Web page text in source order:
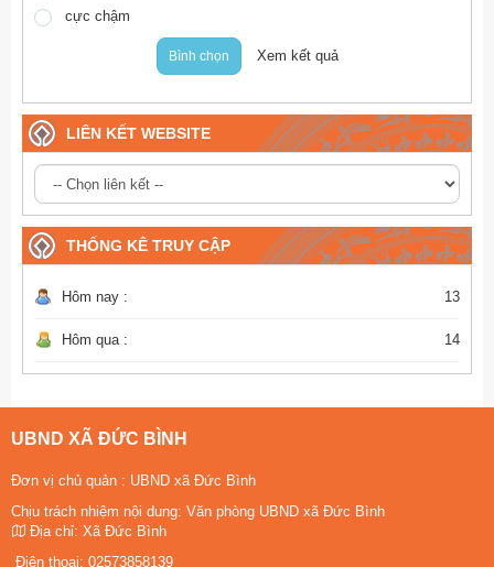
cực chậm
Bình chọn Xem kết quả
LIÊN KẾT WEBSITE
THỐNG KÊ TRUY CẬP
Hôm nay : 13
Hôm qua : 14
UBND XÃ ĐỨC BÌNH
Đơn vị chủ quản : UBND xã Đức Bình
Chịu trách nhiệm nội dung: Văn phòng UBND xã Đức Bình
Địa chỉ: Xã Đức Bình
Điện thoại: 02573858139